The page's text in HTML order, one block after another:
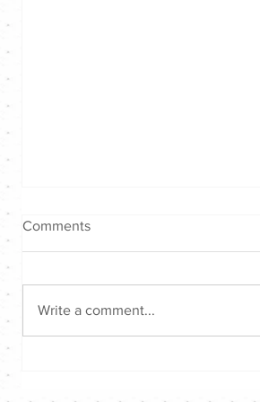
Comments
Write a comment...